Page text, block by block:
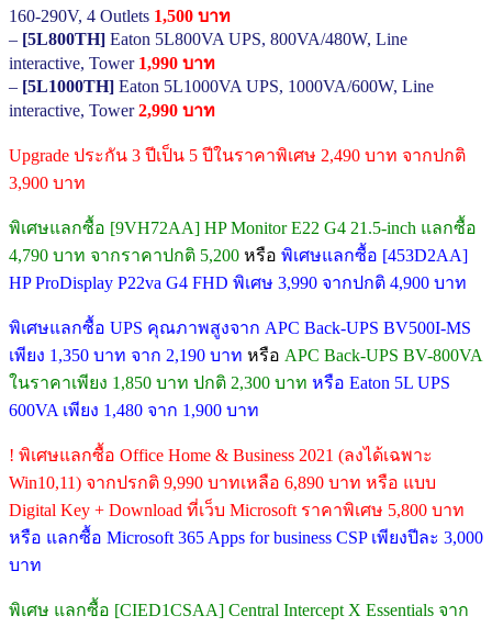
160-290V, 4 Outlets 1,500 บาท
– [5L800TH] Eaton 5L800VA UPS, 800VA/480W, Line
interactive, Tower 1,990 บาท
– [5L1000TH] Eaton 5L1000VA UPS, 1000VA/600W, Line
interactive, Tower2,990 บาท
Upgrade ประกัน 3 ปีเป็น 5 ปีในราคาพิเศษ 2,490 บาท จากปกติ
3,900 บาท
พิเศษแลกซื้อ [9VH72AA] HP Monitor E22 G4 21.5-inch แลกซื้อ
4,790 บาท จากราคาปกติ 5,200 หรือ พิเศษแลกซื้อ [453D2AA]
HP ProDisplay P22va G4 FHD พิเศษ 3,990 จากปกติ 4,900 บาท
พิเศษแลกซื้อ UPS คุณภาพสูงจาก APC Back-UPS BV500I-MS
เพียง 1,350 บาท จาก 2,190 บาท หรือ APC Back-UPS BV-800VA
ในราคาเพียง 1,850 บาท ปกติ 2,300 บาท หรือ Eaton 5L UPS
600VA เพียง 1,480 จาก 1,900 บาท
! พิเศษแลกซื้อ Office Home & Business 2021 (ลงได้เฉพาะ
Win10,11) จากปรกติ 9,990 บาทเหลือ 6,890 บาท หรือ แบบ
Digital Key + Download ที่เว็บ Microsoft ราคาพิเศษ 5,800 บาท
หรือ แลกซื้อ Microsoft 365 Apps for business CSP เพียงปีละ 3,000
บาท
พิเศษ แลกซื้อ [CIED1CSAA] Central Intercept X Essentials จาก